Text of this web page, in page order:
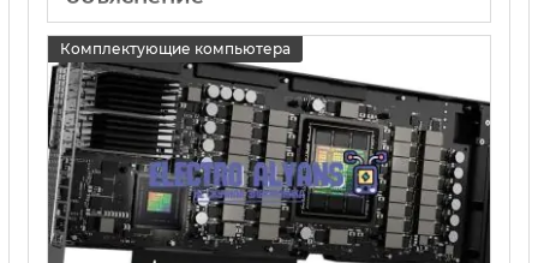
Комплектующие компьютера